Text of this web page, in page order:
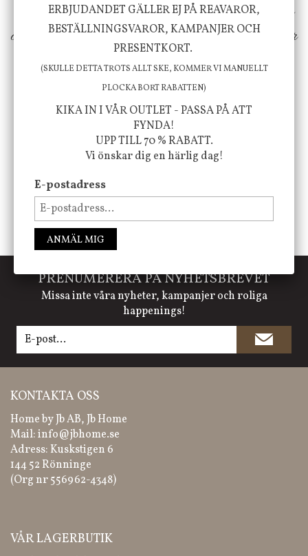
erbjuder vi omsorgsfullt utvalda produkter som
ökar trivsel i ditt hem och ger det lilla extra för
att öka ditt välmående!
FÖLJ OSS PÅ INSTAGRAM @JBHOME
PRENUMERERA PÅ NYHETSBREVET
Missa inte våra nyheter, kampanjer och roliga
happenings!
KONTAKTA OSS
Home by Jb AB, Jb Home
Mail:info@jbhome.se
Adress: Kuskstigen 6
144 52 Rönninge
(Org nr 556962-4348)
VÅR LAGERBUTIK
ERBJUDANDET GÄLLER EJ PÅ REAVAROR,
BESTÄLLNINGSVAROR, KAMPANJER OCH
PRESENTKORT.
(SKULLE DETTA TROTS ALLT SKE, KOMMER VI MANUELLT
PLOCKA BORT RABATTEN)
KIKA IN I VÅR OUTLET - PASSA PÅ ATT
FYNDA!
UPP TILL 70 % RABATT.
Vi önskar dig en härlig dag!
E-postadress
ANMÄL MIG